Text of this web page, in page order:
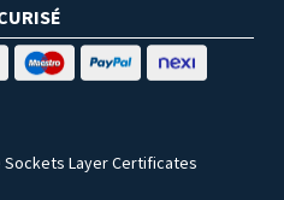
Sockets Layer Certificates